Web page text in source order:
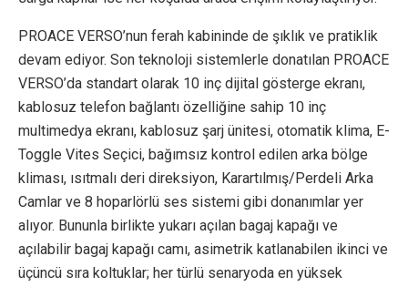
PROACE VERSO’nun ferah kabininde de şıklık ve pratiklik
devam ediyor. Son teknoloji sistemlerle donatılan PROACE
VERSO’da standart olarak 10 inç dijital gösterge ekranı,
kablosuz telefon bağlantı özelliğine sahip 10 inç
multimedya ekranı, kablosuz şarj ünitesi, otomatik klima, E-
Toggle Vites Seçici, bağımsız kontrol edilen arka bölge
kliması, ısıtmalı deri direksiyon, Karartılmış/Perdeli Arka
Camlar ve 8 hoparlörlü ses sistemi gibi donanımlar yer
alıyor. Bununla birlikte yukarı açılan bagaj kapağı ve
açılabilir bagaj kapağı camı, asimetrik katlanabilen ikinci ve
üçüncü sıra koltuklar; her türlü senaryoda en yüksek